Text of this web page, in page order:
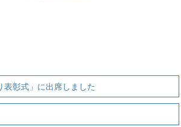
表彰式」に出席しました